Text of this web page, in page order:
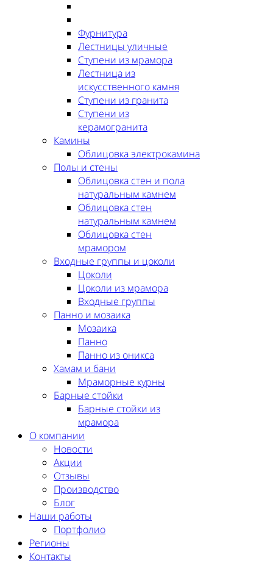
Фурнитура
Лестницы уличные
Ступени из мрамора
Лестница из
искусственного камня
Ступени из гранита
Ступени из
керамогранита
Камины
Облицовка электрокамина
Полы и стены
Облицовка стен и пола
натуральным камнем
Облицовка стен
натуральным камнем
Облицовка стен
мрамором
Входные группы и цоколи
Цоколи
Цоколи из мрамора
Входные группы
Панно и мозаика
Мозаика
Панно
Панно из оникса
Хамам и бани
Мраморные курны
Барные стойки
Барные стойки из
мрамора
О компании
Новости
Акции
Отзывы
Производство
Блог
Наши работы
Портфолио
Регионы
Контакты